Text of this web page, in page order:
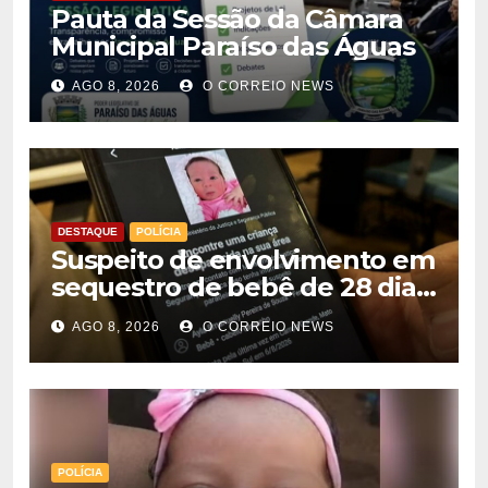
Pauta da Sessão da Câmara
Municipal Paraíso das Águas
AGO 8, 2026 O CORREIO NEWS
DESTAQUE POLÍCIA
Suspeito de envolvimento em
sequestro de bebê de 28 dias
é preso na Capital
AGO 8, 2026 O CORREIO NEWS
POLÍCIA